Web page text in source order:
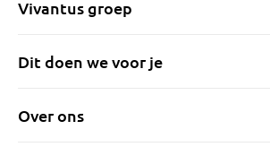
Vivantus groep
Dit doen we voor je
Over ons